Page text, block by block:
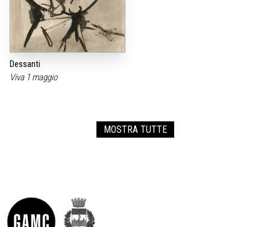
Dessanti
Viva 1 maggio
MOSTRA TUTTE